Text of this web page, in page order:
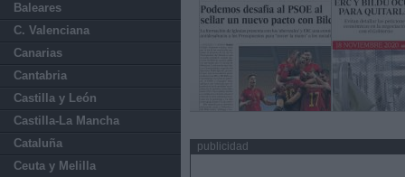
Baleares
C. Valenciana
Canarias
Cantabria
Castilla y León
Castilla-La Mancha
Cataluña
Ceuta y Melilla
publicidad